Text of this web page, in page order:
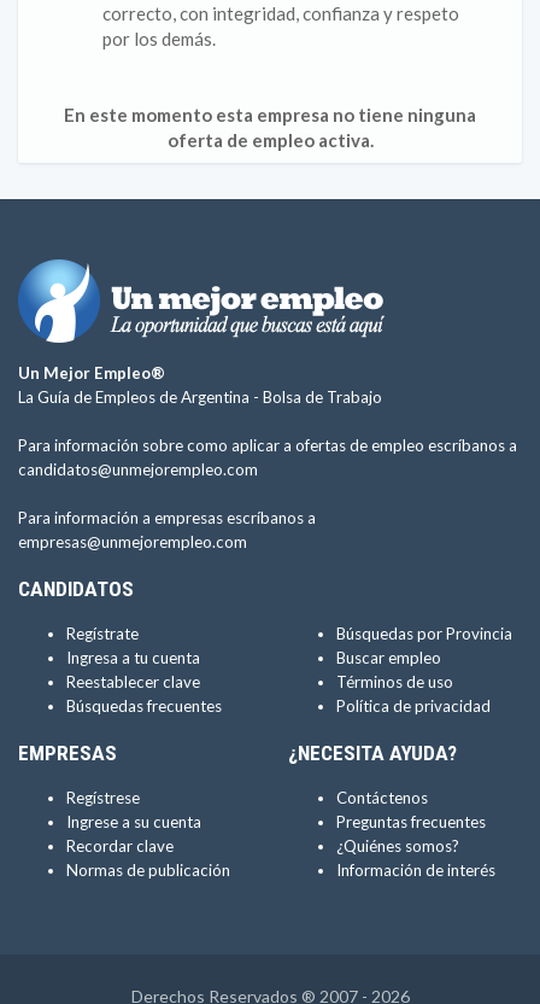
correcto, con integridad, confianza y respeto
por los demás.
En este momento esta empresa no tiene ninguna
oferta de empleo activa.
Un Mejor Empleo®
La Guía de Empleos de Argentina - Bolsa de Trabajo
Para información sobre como aplicar a ofertas de empleo escríbanos a
candidatos@unmejorempleo.com
Para información a empresas escríbanos a
empresas@unmejorempleo.com
CANDIDATOS
Regístrate
Ingresa a tu cuenta
Reestablecer clave
Búsquedas frecuentes
Búsquedas por Provincia
Buscar empleo
Términos de uso
Política de privacidad
EMPRESAS
Regístrese
Ingrese a su cuenta
Recordar clave
Normas de publicación
¿NECESITA AYUDA?
Contáctenos
Preguntas frecuentes
¿Quiénes somos?
Información de interés
Derechos Reservados ® 2007 - 2026